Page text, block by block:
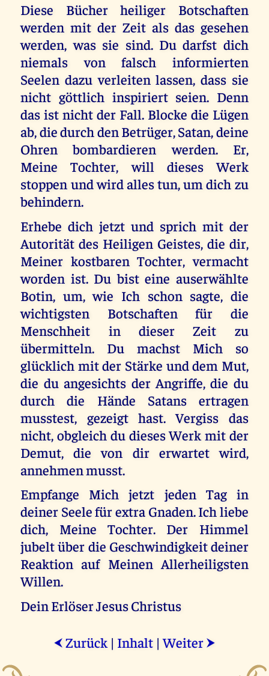
Diese Bücher heiliger Botschaften
werden mit der Zeit als das gesehen
werden, was sie sind. Du darfst dich
niemals von falsch informierten
Seelen dazu verleiten lassen, dass sie
nicht göttlich inspiriert seien. Denn
das ist nicht der Fall. Blocke die Lügen
ab, die durch den Betrüger, Satan, deine
Ohren bombardieren werden. Er,
Meine Tochter, will dieses Werk
stoppen und wird alles tun, um dich zu
behindern.
Erhebe dich jetzt und sprich mit der
Autorität des Heiligen Geistes, die dir,
Meiner kostbaren Tochter, vermacht
worden ist. Du bist eine auserwählte
Botin, um, wie Ich schon sagte, die
wichtigsten Botschaften für die
Menschheit in dieser Zeit zu
übermitteln. Du machst Mich so
glücklich mit der Stärke und dem Mut,
die du angesichts der Angriffe, die du
durch die Hände Satans ertragen
musstest, gezeigt hast. Vergiss das
nicht, obgleich du dieses Werk mit der
Demut, die von dir erwartet wird,
annehmen musst.
Empfange Mich jetzt jeden Tag in
deiner Seele für extra Gnaden. Ich liebe
dich, Meine Tochter. Der Himmel
jubelt über die Geschwindigkeit deiner
Reaktion auf Meinen Allerheiligsten
Willen.
Dein Erlöser Jesus Christus
⮜ Zurück | Inhalt |Weiter ⮞